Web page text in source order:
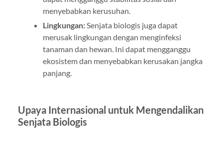
menyebabkan kerusuhan.
Lingkungan:Senjata biologis juga dapat
merusak lingkungan dengan menginfeksi
tanaman dan hewan. Ini dapat mengganggu
ekosistem dan menyebabkan kerusakan jangka
panjang.
Upaya Internasional untuk Mengendalikan
Senjata Biologis